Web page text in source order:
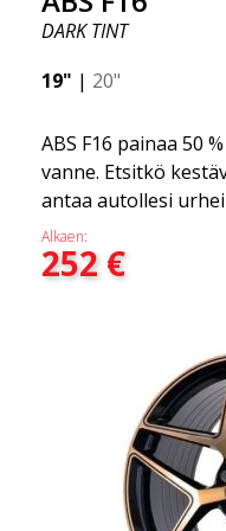
DARK TINT
19" | 20"
ABS F16 painaa 50
vanne. Etsitkö
antaa autollesi
pankkia? ABS F16
laatutietoisille
uusimmista
todellakin
Alkaen:
252€